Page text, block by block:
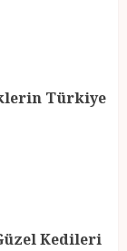
Türkiye
Kedileri